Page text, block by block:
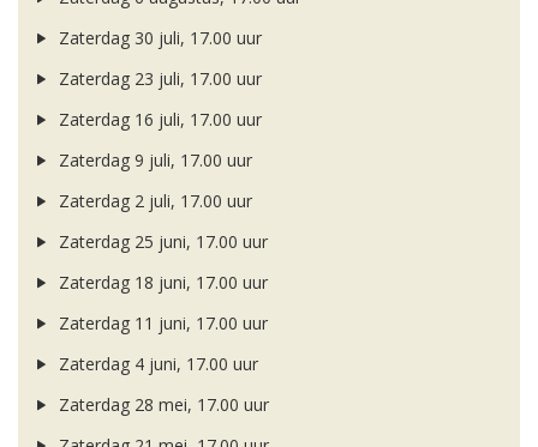
Zaterdag 30 juli, 17.00 uur
Zaterdag 23 juli, 17.00 uur
Zaterdag 16 juli, 17.00 uur
Zaterdag 9 juli, 17.00 uur
Zaterdag 2 juli, 17.00 uur
Zaterdag 25 juni, 17.00 uur
Zaterdag 18 juni, 17.00 uur
Zaterdag 11 juni, 17.00 uur
Zaterdag 4 juni, 17.00 uur
Zaterdag 28 mei, 17.00 uur